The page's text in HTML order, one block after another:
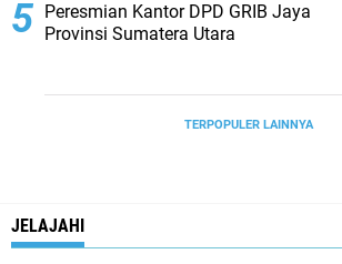
Peresmian Kantor DPD GRIB Jaya
Provinsi Sumatera Utara
TERPOPULER LAINNYA
JELAJAHI